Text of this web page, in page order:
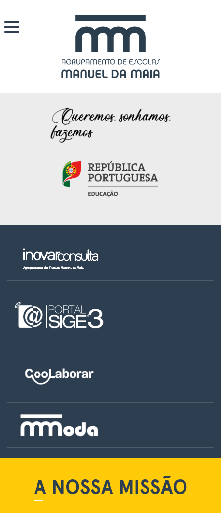
A NOSSA MISSÃO